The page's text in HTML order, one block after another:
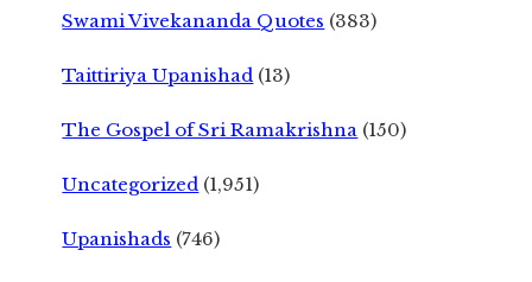
Swami Vivekananda Quotes (383)
Taittiriya Upanishad (13)
The Gospel of Sri Ramakrishna (150)
Uncategorized (1,951)
Upanishads (746)